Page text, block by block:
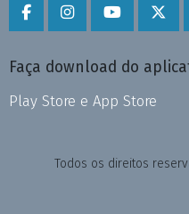
Faça download do
Play Store e App Store
Todos os direitos